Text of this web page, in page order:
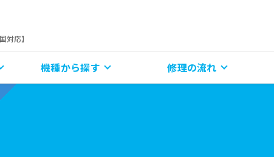
応】
機種から探す 修理の流れ